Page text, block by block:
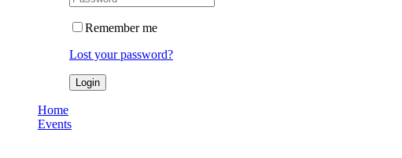
Remember me
Lost your password?
Home
Events